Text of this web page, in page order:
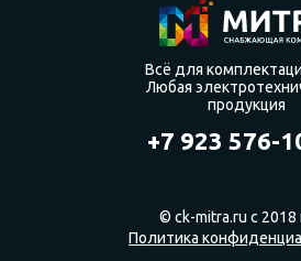
Всё для
Любая
продукция
+7 923 576-
© ck-mitra.ru с 2018
Политика